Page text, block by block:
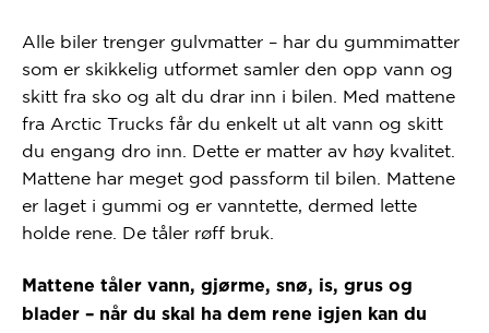
Alle biler trenger gulvmatter – har du gummimatter
som er skikkelig utformet samler den opp vann og
skitt fra sko og alt du drar inn i bilen. Med mattene
fra Arctic Trucks får du enkelt ut alt vann og skitt
du engang dro inn. Dette er matter av høy kvalitet.
Mattene har meget god passform til bilen. Mattene
er laget i gummi og er vanntette, dermed lette
holde rene. De tåler røff bruk.
Mattene tåler vann, gjørme, snø, is, grus og
blader – når du skal ha dem rene igjen kan du